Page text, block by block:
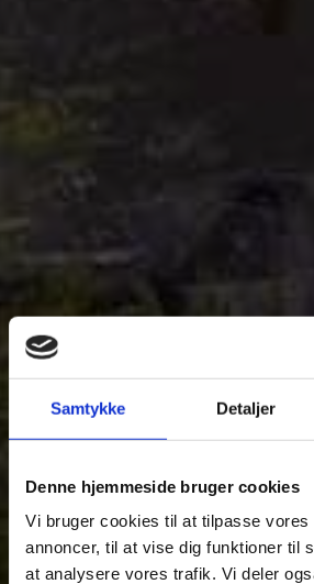
Samtykke Detaljer
Denne hjemmeside bruger cookies
Vi bruger cookies til at tilpasse vores
annoncer, til at vise dig funktioner til
at analysere vores trafik. Vi deler